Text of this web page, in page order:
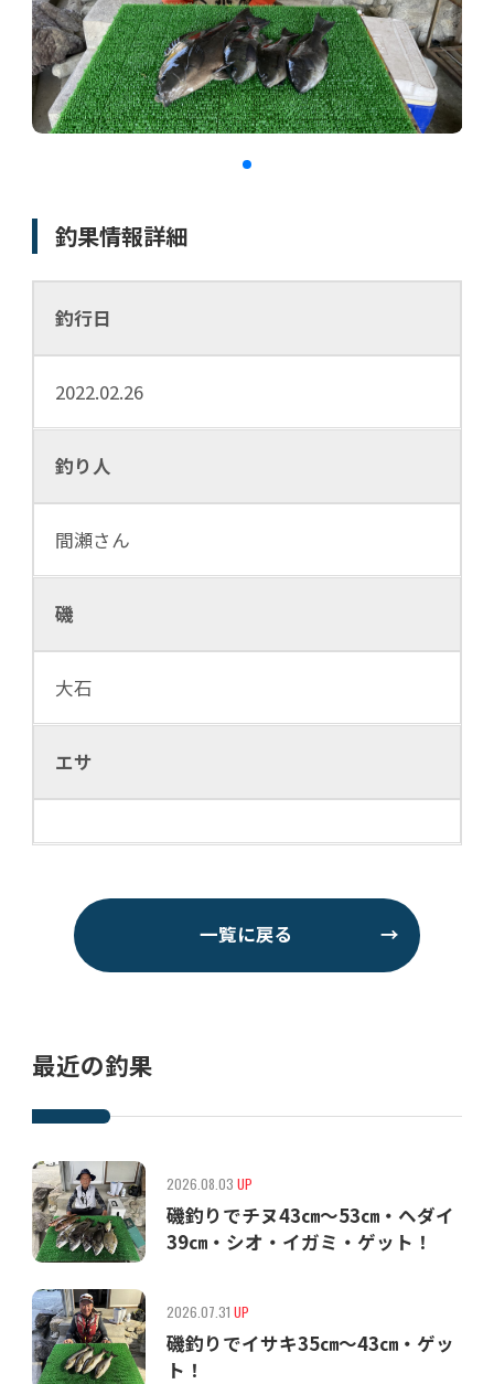
釣果情報詳細
釣行日
2022.02.26
釣り人
間瀬さん
磯
大石
エサ
一覧に戻る →
最近の釣果
2026.08.03 UP
磯釣りでチヌ43㎝〜53㎝・ヘダイ
39㎝・シオ・イガミ・ゲット！
2026.07.31 UP
磯釣りでイサキ35㎝〜43㎝・ゲッ
ト！